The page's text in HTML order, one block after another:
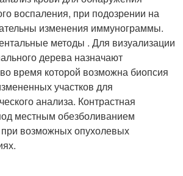
воспаления, при подозрении на
изменения иммунограммы.
методы . Для визуализации
дерева назначают
время которой возможна биопсия
участков для
анализа. Контрастная
местным обезболиванием
возможных опухолевых